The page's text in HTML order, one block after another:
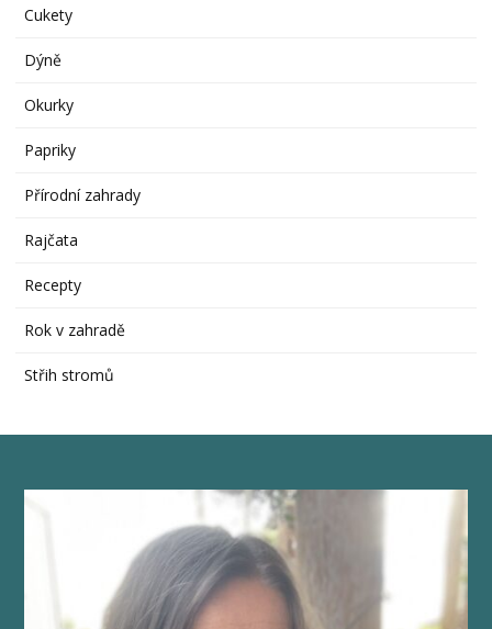
Cukety
Dýně
Okurky
Papriky
Přírodní zahrady
Rajčata
Recepty
Rok v zahradě
Střih stromů